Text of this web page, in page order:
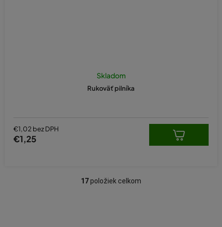
Rukoväť pilníka
Skladom
€1,02 bez DPH
€1,25
O
17položiek celkom